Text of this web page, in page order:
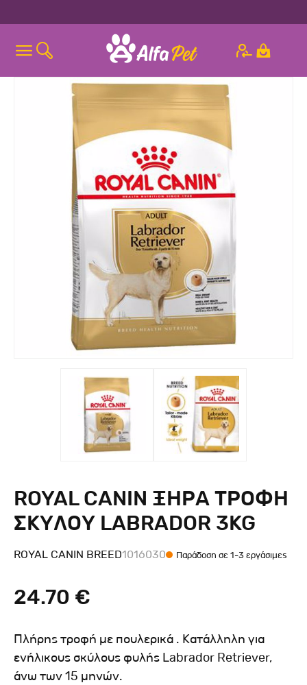
ROYAL CANIN ΞΗΡΑ ΤΡΟΦΗ
ΣΚΥΛΟΥ LABRADOR 3KG
ROYAL CANIN BREED1016030 Παράδοση σε 1-3 εργάσιμες
24.70 €
Πλήρης τροφή με πουλερικά . Κατάλληλη για
ενήλικους σκύλους φυλής Labrador Retriever,
άνω των 15 μηνών.